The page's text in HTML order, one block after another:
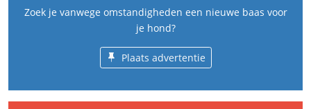
Zoek je vanwege omstandigheden een nieuwe baas voor
je hond?
Plaats advertentie